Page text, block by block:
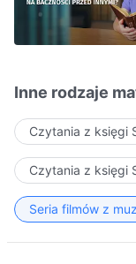
Inne rodzaje
Czytania z księgi
Czytania z księgi
Seria filmów z